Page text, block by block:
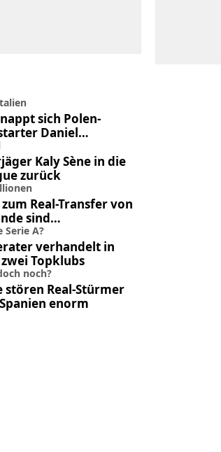
sich Polen-
Daniel
Kaly Sène in die
zurück
Real-Transfer von
sind
Serie A?
verhandelt in
Topklubs
noch?
stören Real-Stürmer
enorm